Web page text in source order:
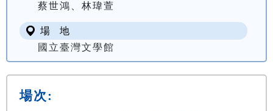
蔡世鴻、林瑋萱
場 地
國立臺灣文學館
場次: